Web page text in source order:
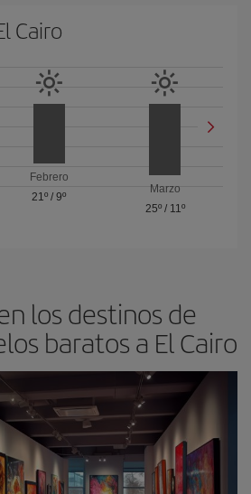
Cairo
Febrero
21º / 9º
Marzo
25º/ 11º
los destinos de
baratos a El Cairo